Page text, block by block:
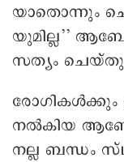
യാതൊന്നും
യുമില്ല’’
സത്യം
നൽകിയ
നല്ല ബന്ധം